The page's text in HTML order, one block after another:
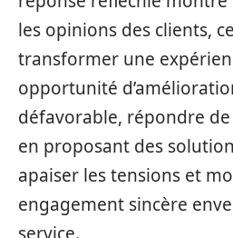
les opinions des clients,
transformer une
opportunité
défavorable, répondre
en proposant des
apaiser les tensions et
engagement sincère